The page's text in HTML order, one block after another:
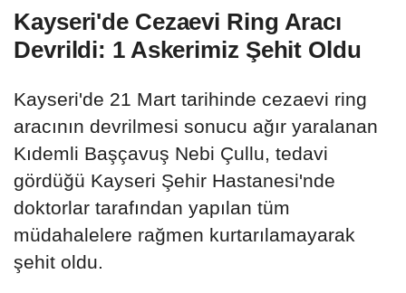
Kayseri'de Cezaevi Ring Aracı
Devrildi: 1 Askerimiz Şehit Oldu
Kayseri'de 21 Mart tarihinde cezaevi ring
aracının devrilmesi sonucu ağır yaralanan
Kıdemli Başçavuş Nebi Çullu, tedavi
gördüğü Kayseri Şehir Hastanesi'nde
doktorlar tarafından yapılan tüm
müdahalelere rağmen kurtarılamayarak
şehit oldu.